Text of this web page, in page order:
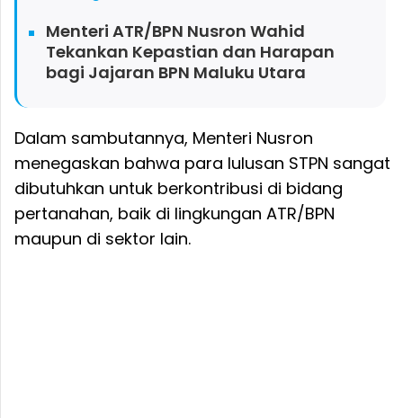
Menteri ATR/BPN Nusron Wahid
Tekankan Kepastian dan Harapan
bagi Jajaran BPN Maluku Utara
Dalam sambutannya, Menteri Nusron
menegaskan bahwa para lulusan STPN sangat
dibutuhkan untuk berkontribusi di bidang
pertanahan, baik di lingkungan ATR/BPN
maupun di sektor lain.